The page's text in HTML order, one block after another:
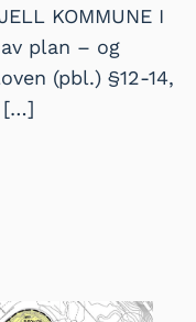
KOMMUNE I
plan – og
(pbl.) §12-14,
[…]